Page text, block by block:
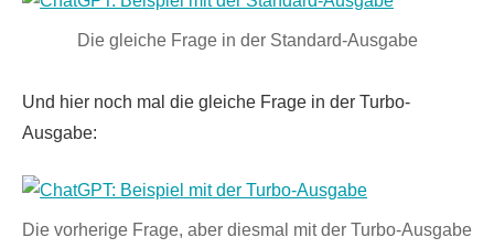
Die gleiche Frage in der Standard-Ausgabe
Und hier noch mal die gleiche Frage in der Turbo-
Ausgabe:
Die vorherige Frage, aber diesmal mit der Turbo-Ausgabe